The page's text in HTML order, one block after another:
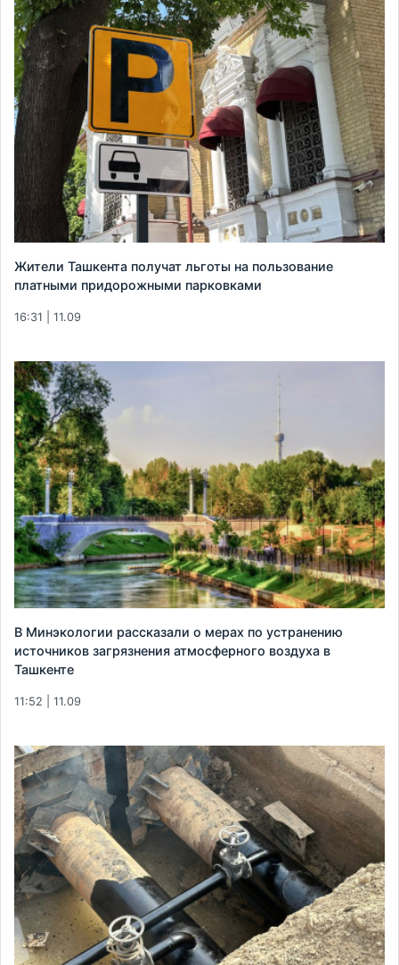
Жители Ташкента получат льготы на пользование
платными придорожными парковками
16:31 | 11.09
В Минэкологии рассказали о мерах по устранению
источников загрязнения атмосферного воздуха в
Ташкенте
11:52 | 11.09